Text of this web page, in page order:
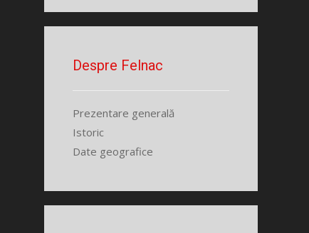
Despre Felnac
Prezentare generală
Istoric
Date geografice